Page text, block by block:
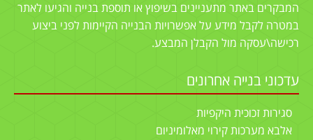
המבקרים באתר מתעניינים בשיפוץ או תוספת בנייה והגיעו לאתר
במטרה לקבל מידע על אפשרויות הבנייה הקיימות לפני ביצוע
רכישה\עסקה מול הקבלן המבצע.
עדכוני בנייה אחרונים
סגירות זכוכית היקפיות
אלבא מערכות קירוי מאלומיניום